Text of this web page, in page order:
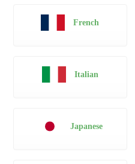
French
Italian
Japanese